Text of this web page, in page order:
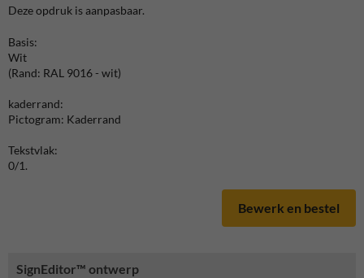
SignEditor™ ontwerp
Deze opdruk is aanpasbaar.
Basis:
Wit
(Rand: RAL 9016 - wit)
kaderrand:
Pictogram: Kaderrand
Tekstvlak:
0/1.
Bewerk en bestel